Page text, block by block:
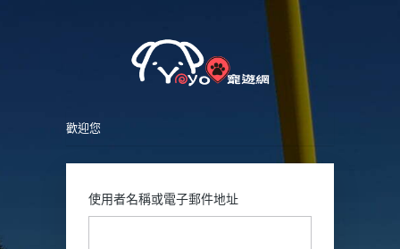
歡迎您
使用者名稱或電子郵件地址